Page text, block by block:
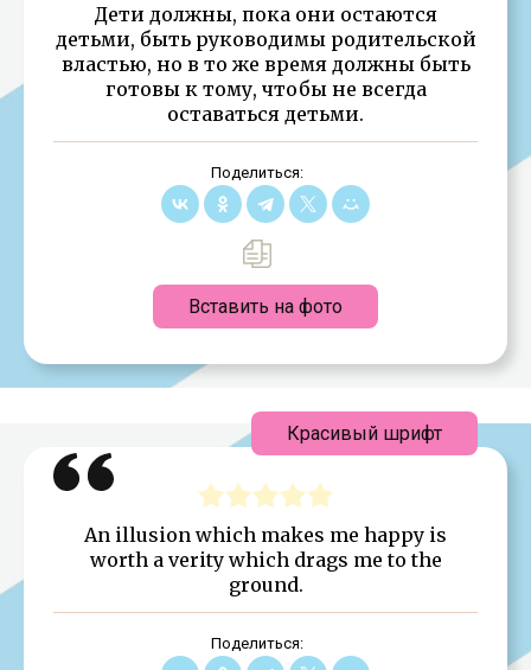
Дети должны, пока они остаются
детьми, быть руководимы родительской
властью, но в то же время должны быть
готовы к тому, чтобы не всегда
оставаться детьми.
Поделиться:
Вставить на фото
An illusion which makes me happy is
worth a verity which drags me to the
ground.
Поделиться:
Красивый шрифт